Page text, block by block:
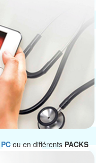
PC ou en différents PACKS